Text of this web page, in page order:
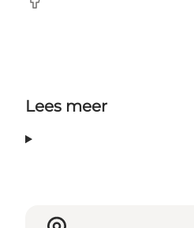
Facebook
Lees meer